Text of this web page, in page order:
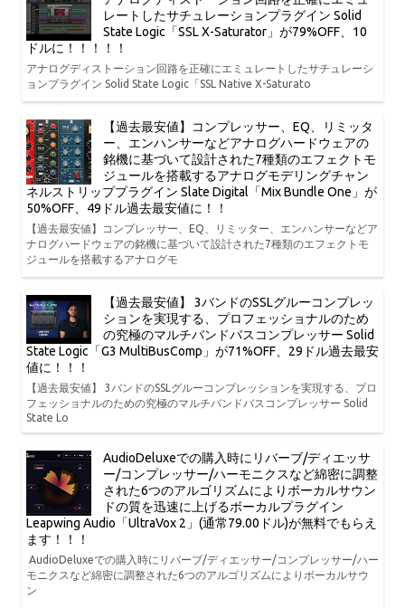
レートしたサチュレーションプラグイン Solid
State Logic「SSL X-Saturator」が79%OFF、10
ドルに！！！！！
アナログディストーション回路を正確にエミュレートしたサチュレーシ
ョンプラグイン Solid State Logic「SSL Native X-Saturato
【過去最安値】コンプレッサー、EQ、リミッタ
ー、エンハンサーなどアナログハードウェアの
銘機に基づいて設計された7種類のエフェクトモ
ジュールを搭載するアナログモデリングチャン
ネルストリッププラグイン Slate Digital「Mix Bundle One」が
50%OFF、49ドル過去最安値に！！
【過去最安値】コンプレッサー、EQ、リミッター、エンハンサーなどア
ナログハードウェアの銘機に基づいて設計された7種類のエフェクトモ
ジュールを搭載するアナログモ
【過去最安値】 3バンドのSSLグルーコンプレッ
ションを実現する、プロフェッショナルのため
の究極のマルチバンドバスコンプレッサー Solid
State Logic「G3 MultiBusComp」が71%OFF、29ドル過去最安
値に！！！
【過去最安値】 3バンドのSSLグルーコンプレッションを実現する、プロ
フェッショナルのための究極のマルチバンドバスコンプレッサー Solid
State Lo
AudioDeluxeでの購入時にリバーブ/ディエッサ
ー/コンプレッサー/ハーモニクスなど綿密に調整
された6つのアルゴリズムによりボーカルサウン
ドの質を迅速に上げるボーカルプラグイン
Leapwing Audio「UltraVox 2」(通常79.00ドル)が無料でもらえ
ます！！！
AudioDeluxeでの購入時にリバーブ/ディエッサー/コンプレッサー/ハー
モニクスなど綿密に調整された6つのアルゴリズムによりボーカルサウ
ン